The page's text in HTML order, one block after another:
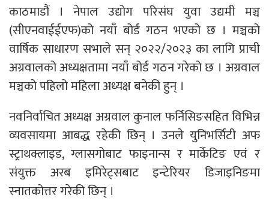
काठमाडौं । नेपाल उद्योग परिसंघ युवा उद्यमी मञ्च
(सीएनवाईईएफ)को नयाँ बोर्ड गठन भएको छ । मञ्चको
वार्षिक साधारण सभाले सन् २०२२/२०२३ का लागि प्राची
अग्रवालको अध्यक्षतामा नयाँ बोर्ड गठन गरेको छ । अग्रवाल
मञ्चको पहिलो महिला अध्यक्ष बनेकी हुन् ।
नवनिर्वाचित अध्यक्ष अग्रवाल कुनाल फर्निसिङसहित विभिन्न
व्यवसायमा आबद्ध रहेकी छिन् । उनले युनिभर्सिटी अफ
स्ट्राथक्लाइड, ग्लासगोबाट फाइनान्स र मार्केटिङ एवं र
संयुक्त अरब इमिरेट्सबाट इन्टेरियर डिजाइनिङमा
स्नातकोत्तर गरेकी छिन् ।